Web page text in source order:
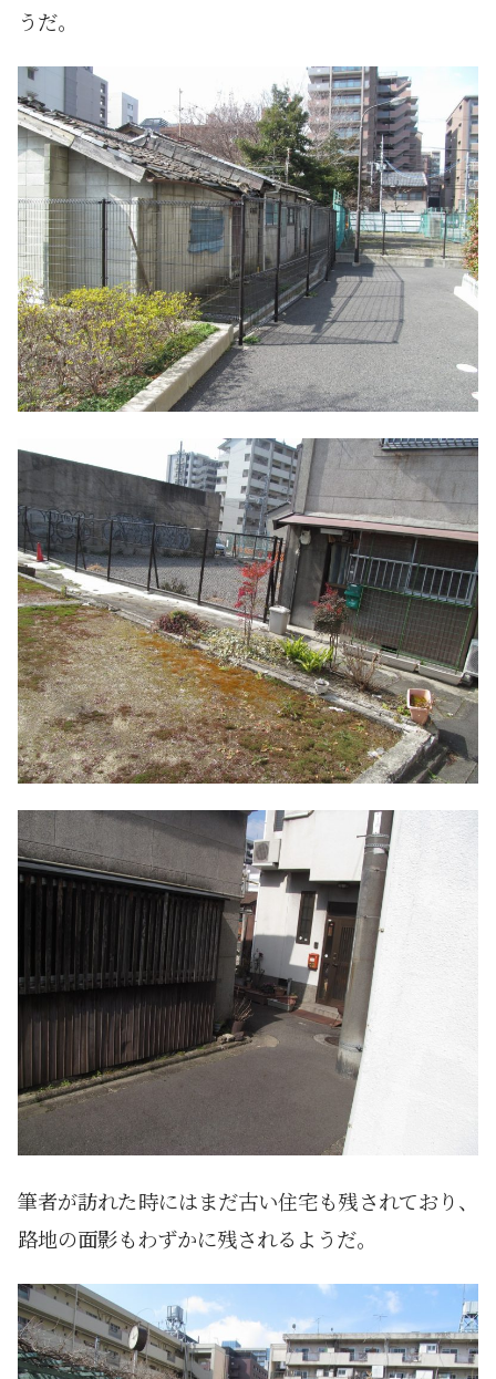
うだ。
筆者が訪れた時にはまだ古い住宅も残されており、
路地の面影もわずかに残されるようだ。